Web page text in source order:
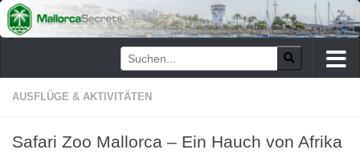
Zum Inhalt springen
AUSFLÜGE & AKTIVITÄTEN
Safari Zoo Mallorca – Ein Hauch von Afrika